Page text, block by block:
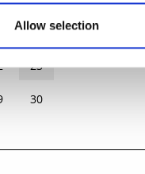
Allow selection
16
23
30